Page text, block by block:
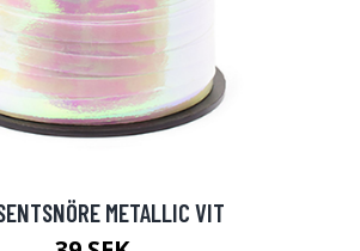
METALLIC VIT